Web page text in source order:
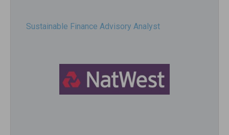
Sustainable Finance Advisory Analyst